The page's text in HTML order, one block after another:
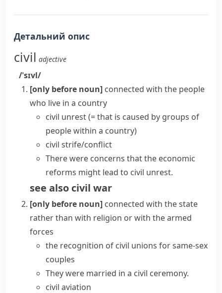
Детальний опис
civil adjective
/ˈsɪvl/
[only before noun] connected with the people
who live in a country
civil unrest(= that is caused by groups of
people within a country)
civil strife/conflict
There were concerns that the economic
reforms might lead to civil unrest.
see also civil war
[only before noun] connected with the state
rather than with religion or with the armed
forces
the recognition of civil unions for same-sex
couples
They were married in a civil ceremony.
civil aviation